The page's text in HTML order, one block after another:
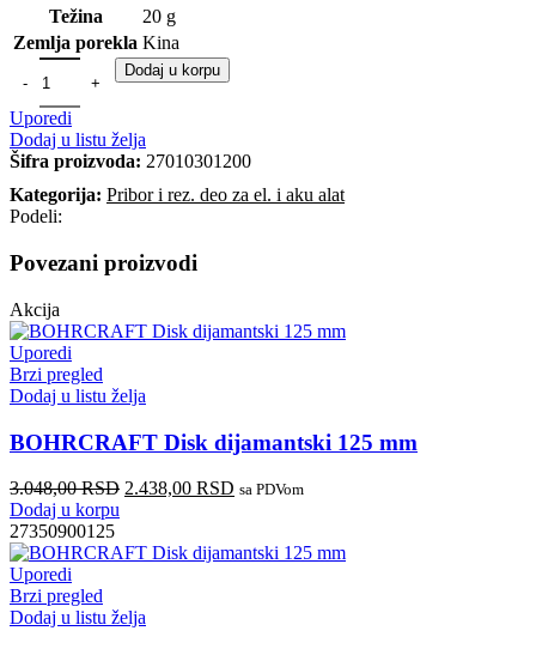
Težina
20 g
Zemlja porekla Kina
Dodaj u korpu
Uporedi
Dodaj u listu želja
Šifra proizvoda: 27010301200
Kategorija: Pribor i rez. deo za el. i aku alat
Podeli:
Povezani proizvodi
Akcija
Uporedi
Brzi pregled
Dodaj u listu želja
BOHRCRAFT Disk dijamantski 125 mm
3.048,00RSD 2.438,00 RSD sa PDVom
Dodaj u korpu
27350900125
Uporedi
Brzi pregled
Dodaj u listu želja